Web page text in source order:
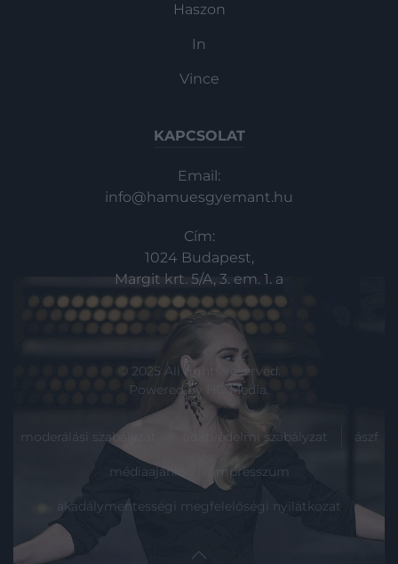
Haszon
In
Vince
KAPCSOLAT
Email:
info@hamuesgyemant.hu
Cím:
1024 Budapest,
Margit krt. 5/A, 3. em. 1. a
© 2025 All rights reserved.
Powered by
HG Media.
moderálási szabályzat adatvédelmi szabályzat ászf
médiaajánló impresszum
akadálymentességi megfelelőségi nyilatkozat